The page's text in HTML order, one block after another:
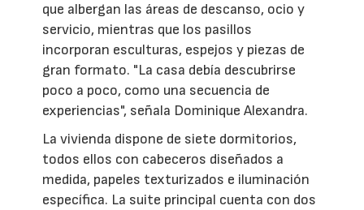
que albergan las áreas de descanso, ocio y
servicio, mientras que los pasillos
incorporan esculturas, espejos y piezas de
gran formato. "La casa debía descubrirse
poco a poco, como una secuencia de
experiencias", señala Dominique Alexandra.
La vivienda dispone de siete dormitorios,
todos ellos con cabeceros diseñados a
medida, papeles texturizados e iluminación
específica. La suite principal cuenta con dos